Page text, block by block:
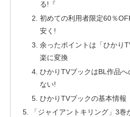
る!『
初めての利用者限定60％
安く!
余ったポイントは「ひかり
楽に変換
ひかりTVブックはBL作品
ない!
ひかりTVブックの基本情報
「ジャイアントキリング」3